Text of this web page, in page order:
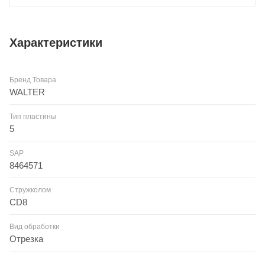
Характеристики
Бренд Товара
WALTER
Тип пластины
5
SAP
8464571
Стружколом
CD8
Вид обработки
Отрезка